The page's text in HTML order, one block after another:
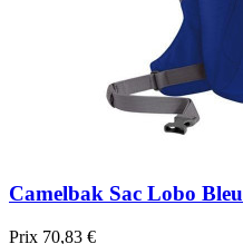
Camelbak Sac Lobo Bleu
Prix 70,83 €